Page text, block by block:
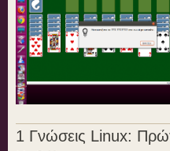
1 Γνώσεις Linux: